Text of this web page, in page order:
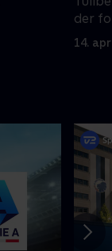
der
14.